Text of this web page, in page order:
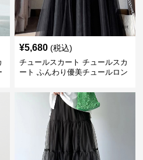
¥5,680 (税込)
チュールスカート チュールスカ
ート ふんわり優美チュールロン